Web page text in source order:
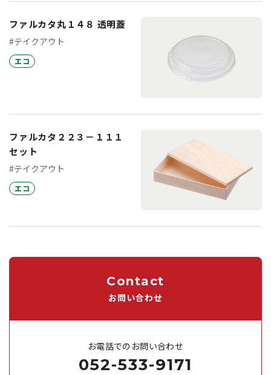
ファルカタ丸１４８ 透明蓋
#テイクアウト
エコ
ファルカタ２２３－１１１
セット
#テイクアウト
エコ
Contact
お問い合わせ
お電話でのお問い合わせ
052-533-9171